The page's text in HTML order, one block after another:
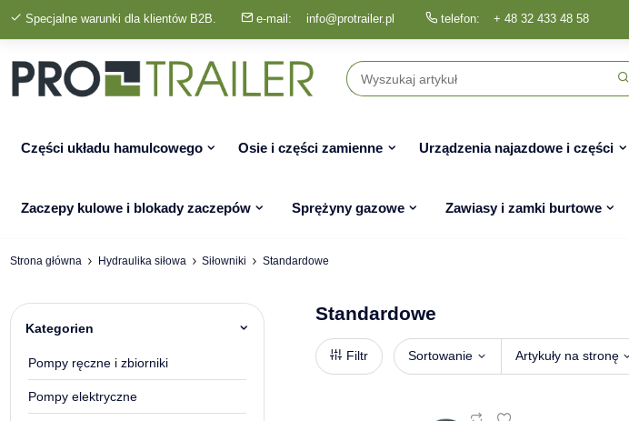
Specjalne warunki dla klientów B2B. e-mail: info@protrailer.pl telefon: + 48 32 433 48 58
Części układu hamulcowego Osie i części zamienne Urządzenia najazdowe i części
Zaczepy kulowe i blokady zaczepów Sprężyny gazowe Zawiasy i zamki burtowe
Strona główna Hydraulika siłowa Siłowniki Standardowe
Standardowe
Filtr Sortowanie Artykuły na stronę
Kategorien
Pompy ręczne i zbiorniki
Pompy elektryczne